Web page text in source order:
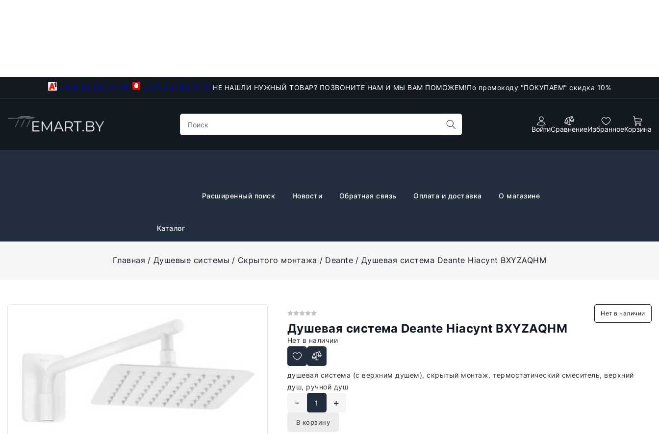
+375-29-118-21-34 +375-33-918-21-34НЕ НАШЛИ НУЖНЫЙ ТОВАР? ПОЗВОНИТЕ НАМ И МЫ ВАМ ПОМОЖЕМ!По промокоду "ПОКУПАЕМ" скидка 10%
ВойтиСравнениеИзбранноеКорзина
Каталог
Расширенный поиск Новости Обратная связь Оплата и доставка О магазине
Главная Душевые системы Скрытого монтажа Deante Душевая система Deante Hiacynt BXYZAQHM
Нет в наличии
Душевая система Deante Hiacynt BXYZAQHM
Нет в наличии
душевая система (с верхним душем), скрытый монтаж, термостатический смеситель, верхний
душ, ручной душ
- +
В корзину